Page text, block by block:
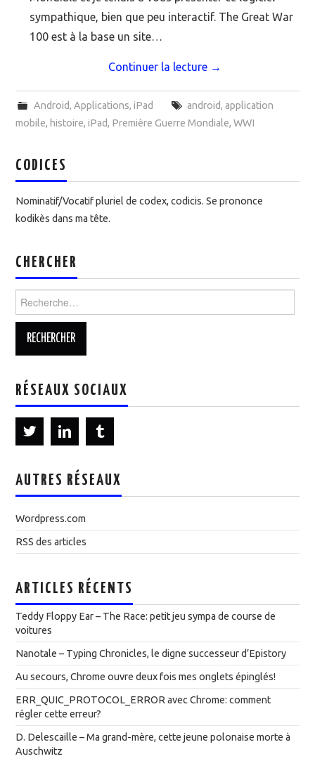
sympathique, bien que peu interactif. The Great War
100 est à la base un site…
Continuer la lecture →
Android, Applications, iPad android, application
mobile, histoire,iPad, Première Guerre Mondiale,WWI
CODICES
Nominatif/Vocatif pluriel de codex, codicis. Se prononce
kodikès dans ma tête.
CHERCHER
Rechercher :
RÉSEAUX SOCIAUX
AUTRES RÉSEAUX
Wordpress.com
RSS des articles
ARTICLES RÉCENTS
Teddy Floppy Ear – The Race: petit jeu sympa de course de
voitures
Nanotale – Typing Chronicles, le digne successeur d’Epistory
Au secours, Chrome ouvre deux fois mes onglets épinglés!
ERR_QUIC_PROTOCOL_ERROR avec Chrome: comment
régler cette erreur?
D. Delescaille – Ma grand-mère, cette jeune polonaise morte à
Auschwitz